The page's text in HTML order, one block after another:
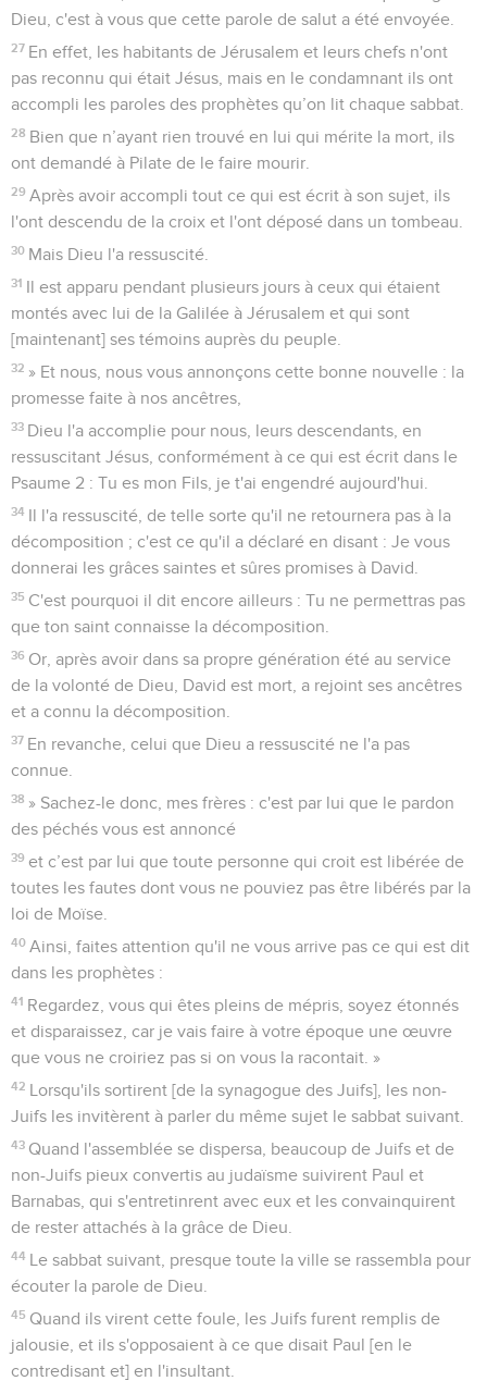
Dieu, c'est à vous que cette parole de salut a été envoyée.
27 En effet, les habitants de Jérusalem et leurs chefs n'ont
pas reconnu qui était Jésus, mais en le condamnant ils ont
accompli les paroles des prophètes qu’on lit chaque sabbat.
28 Bien que n’ayant rien trouvé en lui qui mérite la mort, ils
ont demandé à Pilate de le faire mourir.
29 Après avoir accompli tout ce qui est écrit à son sujet, ils
l'ont descendu de la croix et l'ont déposé dans un tombeau.
30 Mais Dieu l'a ressuscité.
31 Il est apparu pendant plusieurs jours à ceux qui étaient
montés avec lui de la Galilée à Jérusalem et qui sont
[maintenant] ses témoins auprès du peuple.
32 » Et nous, nous vous annonçons cette bonne nouvelle : la
promesse faite à nos ancêtres,
33 Dieu l'a accomplie pour nous, leurs descendants, en
ressuscitant Jésus, conformément à ce qui est écrit dans le
Psaume 2 : Tu es mon Fils, je t'ai engendré aujourd'hui.
34 Il l'a ressuscité, de telle sorte qu'il ne retournera pas à la
décomposition ; c'est ce qu'il a déclaré en disant : Je vous
donnerai les grâces saintes et sûres promises à David.
35 C'est pourquoi il dit encore ailleurs : Tu ne permettras pas
que ton saint connaisse la décomposition.
36 Or, après avoir dans sa propre génération été au service
de la volonté de Dieu, David est mort, a rejoint ses ancêtres
et a connu la décomposition.
37 En revanche, celui que Dieu a ressuscité ne l'a pas
connue.
38 » Sachez-le donc, mes frères : c'est par lui que le pardon
des péchés vous est annoncé
39 et c’est par lui que toute personne qui croit est libérée de
toutes les fautes dont vous ne pouviez pas être libérés par la
loi de Moïse.
40 Ainsi, faites attention qu'il ne vous arrive pas ce qui est dit
dans les prophètes :
41 Regardez, vous qui êtes pleins de mépris, soyez étonnés
et disparaissez, car je vais faire à votre époque une œuvre
que vous ne croiriez pas si on vous la racontait. »
42 Lorsqu'ils sortirent [de la synagogue des Juifs], les non-
Juifs les invitèrent à parler du même sujet le sabbat suivant.
43 Quand l'assemblée se dispersa, beaucoup de Juifs et de
non-Juifs pieux convertis au judaïsme suivirent Paul et
Barnabas, qui s'entretinrent avec eux et les convainquirent
de rester attachés à la grâce de Dieu.
44 Le sabbat suivant, presque toute la ville se rassembla pour
écouter la parole de Dieu.
45 Quand ils virent cette foule, les Juifs furent remplis de
jalousie, et ils s'opposaient à ce que disait Paul [en le
contredisant et] en l'insultant.